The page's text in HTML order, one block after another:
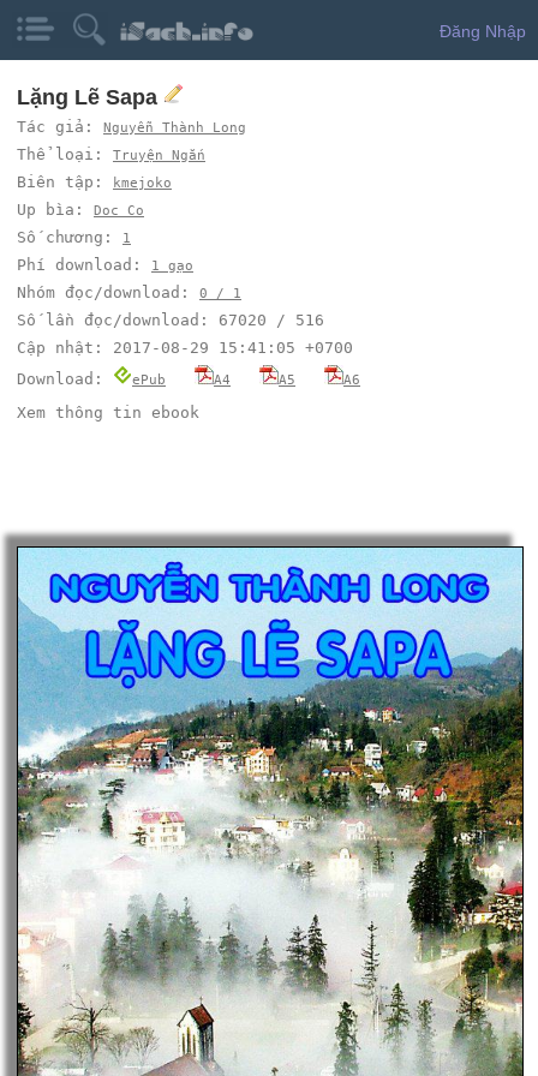
Đăng Nhập
Lặng Lẽ Sapa
Tác giả: Nguyễn Thành Long
Thể loại: Truyện Ngắn
Biên tập: kmejoko
Up bìa: Doc Co
Số chương: 1
Phí download: 1 gạo
Nhóm đọc/download: 0 / 1
Số lần đọc/download: 67020 / 516
Cập nhật: 2017-08-29 15:41:05 +0700
Download:
ePub A4 A5 A6
Xem thông tin ebook